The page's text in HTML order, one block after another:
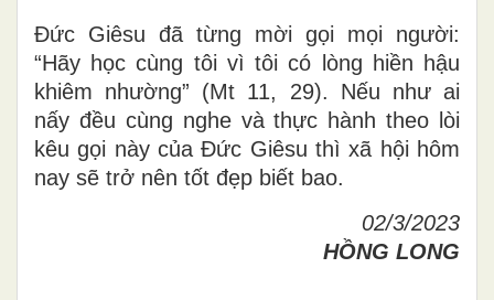
Đức Giêsu đã từng mời gọi mọi người:
“Hãy học cùng tôi vì tôi có lòng hiền hậu
khiêm nhường” (Mt 11, 29). Nếu như ai
nấy đều cùng nghe và thực hành theo lòi
kêu gọi này của Đức Giêsu thì xã hội hôm
nay sẽ trở nên tốt đẹp biết bao.
02/3/2023
HỒNG LONG